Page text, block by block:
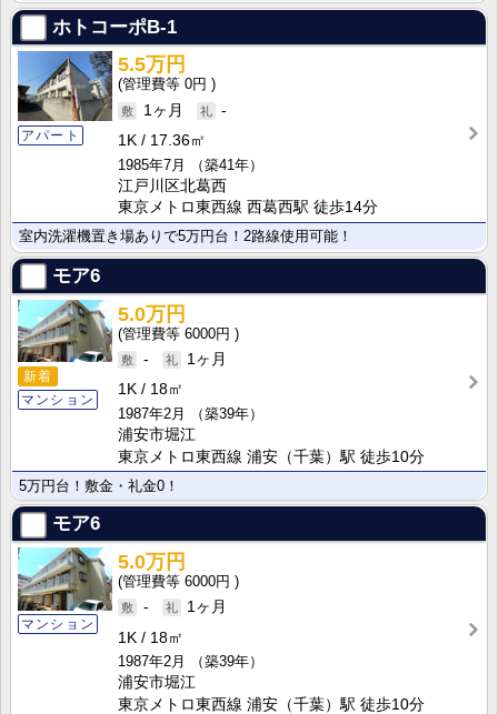
ホトコーポB-1
アパート
5.5万円
0円
1ヶ月
-
1K
17.36㎡
1985年7月
（築41年）
江戸川区北葛西
東京メトロ東西線 西葛西駅 徒歩14分
室内洗濯機置き場ありで5万円台！2路線使用可能！
モア6
新着
マンション
5.0万円
6000円
-
1ヶ月
1K
18㎡
1987年2月
（築39年）
浦安市堀江
東京メトロ東西線 浦安（千葉）駅 徒歩10分
5万円台！敷金・礼金0！
モア6
マンション
5.0万円
6000円
-
1ヶ月
1K
18㎡
1987年2月
（築39年）
浦安市堀江
東京メトロ東西線 浦安（千葉）駅 徒歩10分